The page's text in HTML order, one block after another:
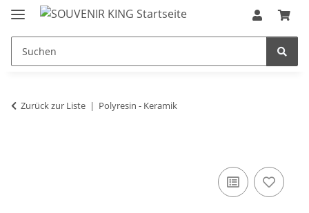
Zurück zur Liste Polyresin - Keramik